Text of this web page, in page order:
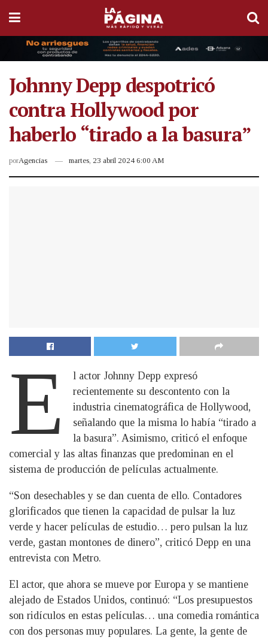
Johnny Depp despotricó
contra Hollywood por
haberlo “tirado a la basura”
porAgencias martes, 23 abril 2024 6:00 AM
E
l actor Johnny Depp expresó
recientemente su descontento con la
industria cinematográfica de Hollywood,
señalando que la misma lo había “tirado a
la basura”. Asimismo, criticó el enfoque
comercial y las altas finanzas que predominan en el
sistema de producción de películas actualmente.
“Son desechables y se dan cuenta de ello. Contadores
glorificados que tienen la capacidad de pulsar la luz
verde y hacer películas de estudio… pero pulsan la luz
verde, gastan montones de dinero”, criticó Depp en una
entrevista con Metro.
El actor, que ahora se mueve por Europa y se mantiene
alejado de Estados Unidos, continuó: “Los presupuestos
son ridículos en estas películas… una comedia romántica
con dos personas muy populares. La gente, la gente de